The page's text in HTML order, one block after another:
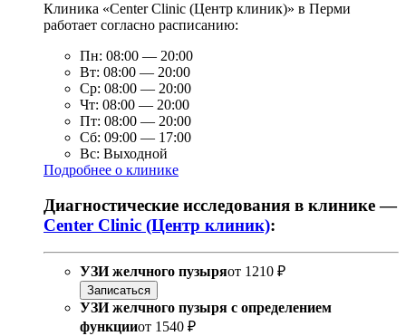
Клиника «Center Clinic (Центр клиник)» в Перми
работает согласно расписанию:
Пн: 08:00 — 20:00
Вт: 08:00 — 20:00
Ср: 08:00 — 20:00
Чт: 08:00 — 20:00
Пт: 08:00 — 20:00
Сб: 09:00 — 17:00
Вс: Выходной
Подробнее о клинике
Диагностические исследования в клинике —
Center Clinic (Центр клиник):
УЗИ желчного пузыряот 1210 ₽
Записаться
УЗИ желчного пузыря с определением
функцииот 1540 ₽